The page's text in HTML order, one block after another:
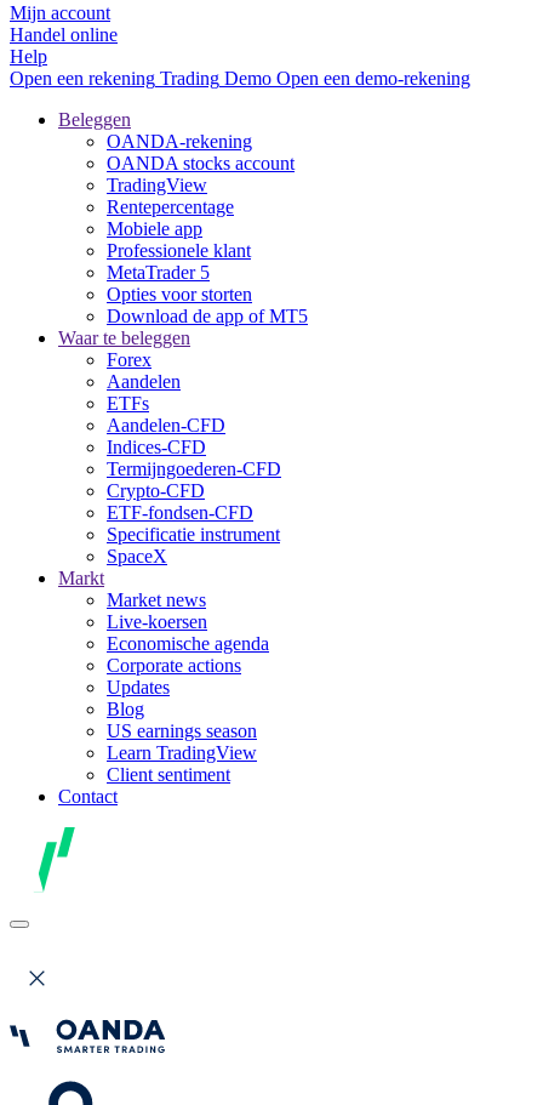
Mijn account
Handel online
Help
Open een rekening Trading Demo Open een demo-rekening
Beleggen
OANDA-rekening
OANDA stocks account
TradingView
Rentepercentage
Mobiele app
Professionele klant
MetaTrader 5
Opties voor storten
Download de app of MT5
Waar te beleggen
Forex
Aandelen
ETFs
Aandelen-CFD
Indices-CFD
Termijngoederen-CFD
Crypto-CFD
ETF-fondsen-CFD
Specificatie instrument
SpaceX
Markt
Market news
Live-koersen
Economische agenda
Corporate actions
Updates
Blog
US earnings season
Learn TradingView
Client sentiment
Contact